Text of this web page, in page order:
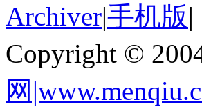
Archiver|手机版|
Copyright ©
网